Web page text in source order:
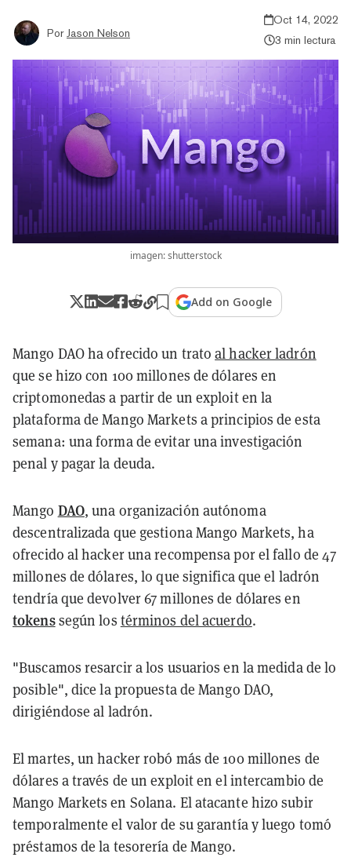
Por Jason Nelson
Oct 14, 2022
3 min lectura
imagen: shutterstock
Add on Google
Mango DAO ha ofrecido un tratoal hacker ladrón
que se hizo con 100 millones de dólares en
criptomonedas a partir de un exploit en la
plataforma de Mango Markets a principios de esta
semana: una forma de evitar una investigación
penal y pagar la deuda.
Mango DAO, una organización autónoma
descentralizada que gestiona Mango Markets, ha
ofrecido al hacker una recompensa por el fallo de 47
millones de dólares, lo que significa que el ladrón
tendría que devolver 67 millones de dólares en
tokenssegún los términos del acuerdo.
"Buscamos resarcir a los usuarios en la medida de lo
posible", dice la propuesta de Mango DAO,
dirigiéndose al ladrón.
El martes, un hacker robó más de 100 millones de
dólares a través de un exploit en el intercambio de
Mango Markets en Solana. El atacante hizo subir
temporalmente el valor de su garantía y luego tomó
préstamos de la tesorería de Mango.